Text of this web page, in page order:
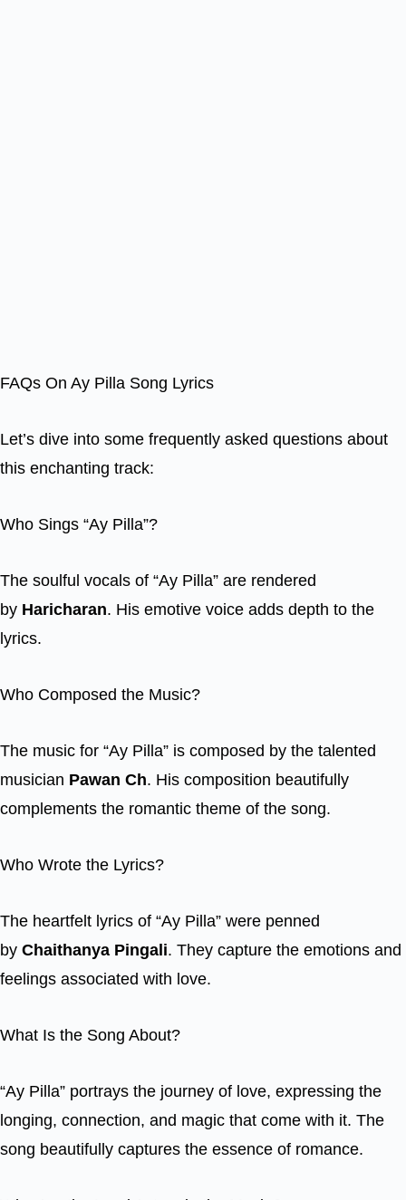
FAQs On Ay Pilla Song Lyrics
Let’s dive into some frequently asked questions about
this enchanting track:
Who Sings “Ay Pilla”?
The soulful vocals of “Ay Pilla” are rendered
by Haricharan. His emotive voice adds depth to the
lyrics.
Who Composed the Music?
The music for “Ay Pilla” is composed by the talented
musician Pawan Ch. His composition beautifully
complements the romantic theme of the song.
Who Wrote the Lyrics?
The heartfelt lyrics of “Ay Pilla” were penned
by Chaithanya Pingali. They capture the emotions and
feelings associated with love.
What Is the Song About?
“Ay Pilla” portrays the journey of love, expressing the
longing, connection, and magic that come with it. The
song beautifully captures the essence of romance.